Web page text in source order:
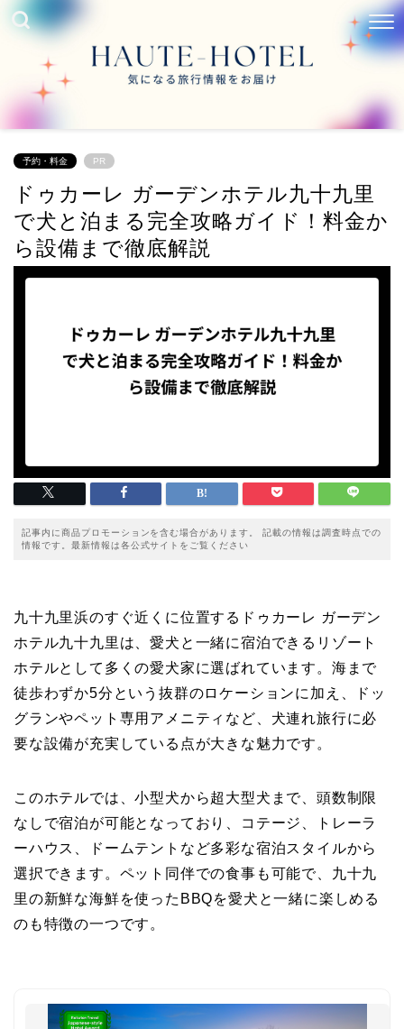
予約・料金 PR
ドゥカーレ ガーデンホテル九十九里
で犬と泊まる完全攻略ガイド！料金か
ら設備まで徹底解説
記事内に商品プロモーションを含む場合があります。 記載の情報は調査時点での
情報です。最新情報は各公式サイトをご覧ください
九十九里浜のすぐ近くに位置するドゥカーレ ガーデン
ホテル九十九里は、愛犬と一緒に宿泊できるリゾート
ホテルとして多くの愛犬家に選ばれています。海まで
徒歩わずか5分という抜群のロケーションに加え、ドッ
グランやペット専用アメニティなど、犬連れ旅行に必
要な設備が充実している点が大きな魅力です。
このホテルでは、小型犬から超大型犬まで、頭数制限
なしで宿泊が可能となっており、コテージ、トレーラ
ーハウス、ドームテントなど多彩な宿泊スタイルから
選択できます。ペット同伴での食事も可能で、九十九
里の新鮮な海鮮を使ったBBQを愛犬と一緒に楽しめる
のも特徴の一つです。